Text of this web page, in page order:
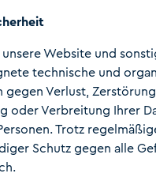
Website und
technische und
gegen Verlust,
oder Verbreitung Ihrer
Trotz
Schutz gegen alle